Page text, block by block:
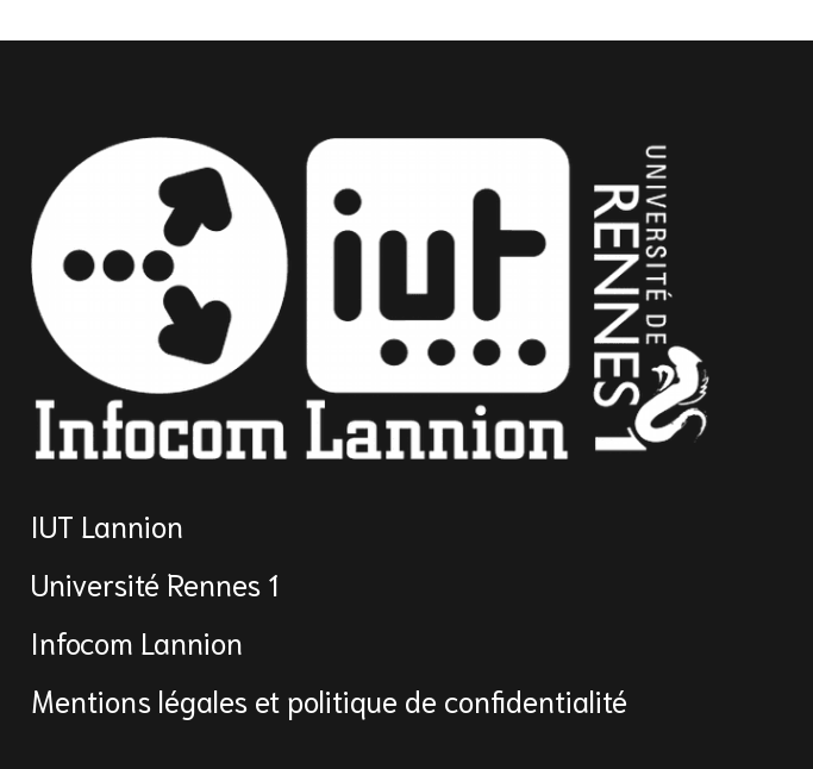
IUT Lannion
Université Rennes 1
Infocom Lannion
Mentions légales et politique de confidentialité